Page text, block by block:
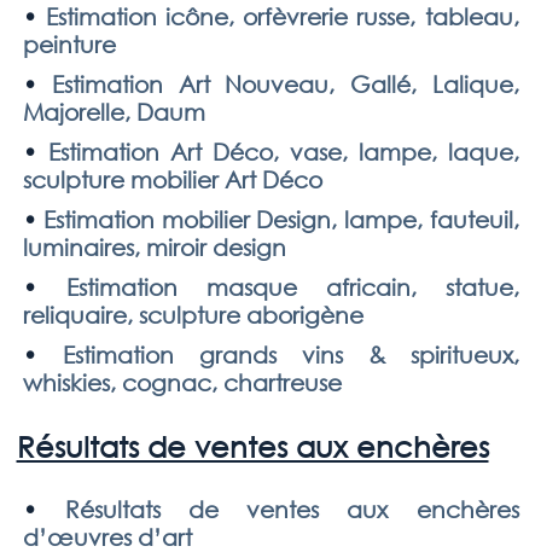
• Estimation icône, orfèvrerie russe, tableau,
peinture
• Estimation Art Nouveau, Gallé, Lalique,
Majorelle, Daum
• Estimation Art Déco, vase, lampe, laque,
sculpture mobilier Art Déco
• Estimation mobilier Design, lampe, fauteuil,
luminaires, miroir design
• Estimation masque africain, statue,
reliquaire, sculpture aborigène
• Estimation grands vins & spiritueux,
whiskies, cognac, chartreuse
Résultats de ventes aux enchères
• Résultats de ventes aux enchères
d’œuvres d’art